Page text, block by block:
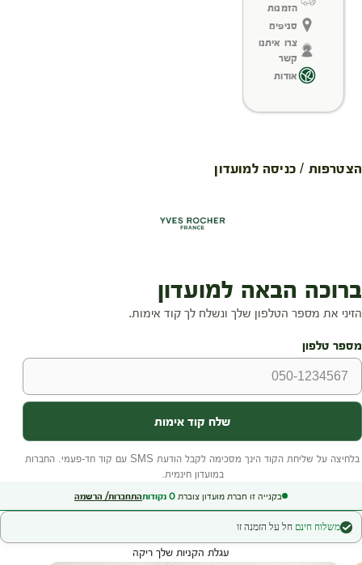
הזמנות
סניפים
צרו איתנו
קשר
אודות
הצטרפות / כניסה למועדון
בקנייה זו חברת מועדון צוברת 0 נקודותהתחברות/ הרשמה
משלוח חינם חל על הזמנה זו
עגלת הקניות שלך ריקה